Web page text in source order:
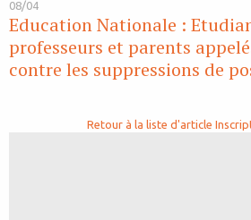
08/04
Education Nationale :
professeurs et parents
contre les suppressions de
Retour à la liste d'article